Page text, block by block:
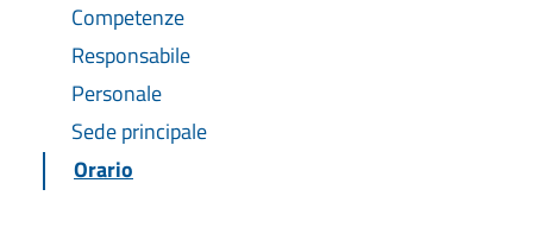
Competenze
Responsabile
Personale
Sede principale
Orario